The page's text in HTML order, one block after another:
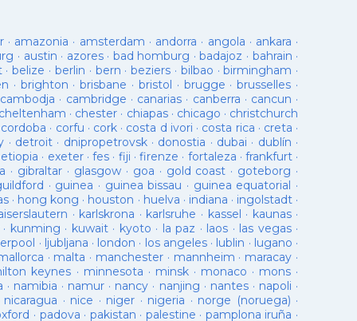
· amazonia · amsterdam · andorra · angola · ankara ·
· austin · azores· bad homburg ·badajoz · bahrain ·
·belize · berlin · bern ·beziers · bilbao ·birmingham ·
· brighton ·brisbane · bristol · brugge ·brusselles ·
cambodja · cambridge · canarias · canberra · cancun ·
cheltenham · chester · chiapas· chicago · christchurch
cordoba · corfu · cork · costa d ivori · costa rica · creta ·
· detroit· dnipropetrovsk· donostia · dubai · dublín ·
etiopia · exeter· fes · fiji · firenze · fortaleza · frankfurt ·
· gibraltar · glasgow· goa · gold coast · goteborg ·
· guinea · guinea bissau · guinea equatorial ·
· hong kong · houston · huelva · indiana · ingolstadt·
· karlskrona · karlsruhe · kassel · kaunas·
kunming · kuwait· kyoto · la paz · laos · las vegas·
· ljubljana · london · los angeles· lublin · lugano ·
· malta · manchester · mannheim · maracay ·
keynes · minnesota · minsk· monaco · mons ·
· namibia · namur · nancy · nanjing · nantes· napoli ·
nicaragua · nice · niger · nigeria · norge (noruega) ·
· padova · pakistan · palestine · pamplona iruña ·